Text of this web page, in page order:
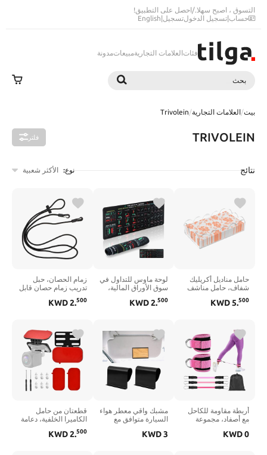
التسوق ، اصبح سهلا./احصل على التطبيق!
حساب|تسجيل الدخولتسجيل|
English
فئات العلامات التجاريةمبيعاتمدونة
بحث
بيت/ العلامات التجارية/
Trivolein
TRIVOLEIN فلتر
نتائج نوع: الأكثر شعبية
حامل مناديل أكريليك
شفاف، حامل مناشف
على شكل صدفي،
× 5.1 × 2.4 بوصة
للحمام والمطبخ
والمطاعم وحفلات
الزفاف
KWD5.500
لوحة ماوس للتداول في
سوق الأوراق المالية،
للكمبيوتر/حصيرة
أساسية غير قابلة
للانزلاق، ورقة غش
للمكتب المنزلي
KWD2.500
زمام الحصان، حبل
تدريب زمام حصان قابل
لجام نقالة مرن للرقبة،
الجانبية
KWD2.500
أربطة مقاومة للكاحل
مع أصفاد، مجموعة
حقيبة تخزين، معدات
KWD0
مشبك واقي معطر هواء
السيارة متوافق مع
الانجراف، مشبك معدني
KWD3
قطعتان من حامل
الكاميرا الخلفية، دعامة
عالمية، دعامة كاميرا
KWD2.500